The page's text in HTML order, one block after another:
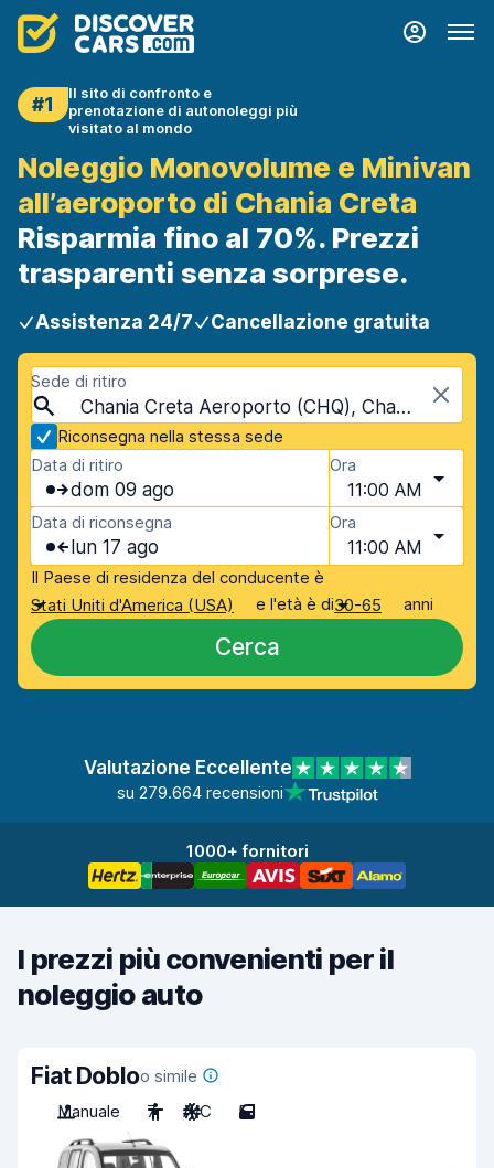
#1
Il sito di confronto e
prenotazione di autonoleggi più
visitato al mondo
Noleggio Monovolume e Minivan
all’aeroporto di Chania Creta
Risparmia fino al 70%. Prezzi
trasparenti senza sorprese.
Assistenza 24/7 Cancellazione gratuita
Sede di ritiro
Chania Creta Aeroporto (CHQ), Chania, Creta
Riconsegna nella stessa sede
Data di ritiro
dom 09 ago
Ora
11:00 AM
Data di riconsegna
lun 17 ago
Ora
11:00 AM
Il Paese di residenza del conducente è
Stati Uniti d'America (USA)
e l'età è di30-65 anni
Cerca
Valutazione Eccellente
su 279.664 recensioni
1000+ fornitori
I prezzi più convenienti per il
noleggio auto
Fiat Dobloo simile
Manuale
7 A/C 5